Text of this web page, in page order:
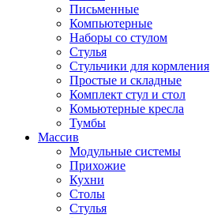
Письменные
Компьютерные
Наборы со стулом
Стулья
Стульчики для кормления
Простые и складные
Комплект стул и стол
Комьютерные кресла
Тумбы
Массив
Модульные системы
Прихожие
Кухни
Столы
Стулья